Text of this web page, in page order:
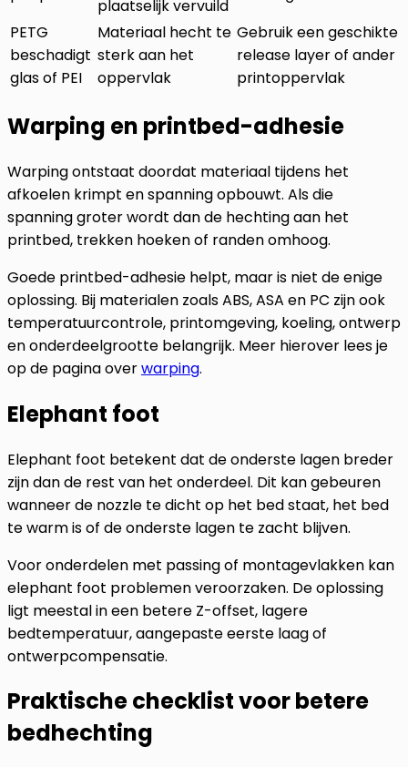
plaatselijk vervuild
PETG
beschadigt
glas of PEI
Materiaal hecht te
sterk aan het
oppervlak
Gebruik een geschikte
release layer of ander
printoppervlak
Warping en printbed-adhesie
Warping ontstaat doordat materiaal tijdens het
afkoelen krimpt en spanning opbouwt. Als die
spanning groter wordt dan de hechting aan het
printbed, trekken hoeken of randen omhoog.
Goede printbed-adhesie helpt, maar is niet de enige
oplossing. Bij materialen zoals ABS, ASA en PC zijn ook
temperatuurcontrole, printomgeving, koeling, ontwerp
en onderdeelgrootte belangrijk. Meer hierover lees je
op de pagina overwarping.
Elephant foot
Elephant foot betekent dat de onderste lagen breder
zijn dan de rest van het onderdeel. Dit kan gebeuren
wanneer de nozzle te dicht op het bed staat, het bed
te warm is of de onderste lagen te zacht blijven.
Voor onderdelen met passing of montagevlakken kan
elephant foot problemen veroorzaken. De oplossing
ligt meestal in een betere Z-offset, lagere
bedtemperatuur, aangepaste eerste laag of
ontwerpcompensatie.
Praktische checklist voor betere
bedhechting